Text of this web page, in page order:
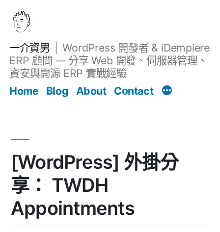
一介資男
WordPress 開發者 & iDempiere
ERP 顧問 — 分享 Web 開發、伺服器管理、
資安與開源 ERP 實戰經驗
Home
Blog About Contact
[WordPress] 外掛分
享： TWDH
Appointments
文章